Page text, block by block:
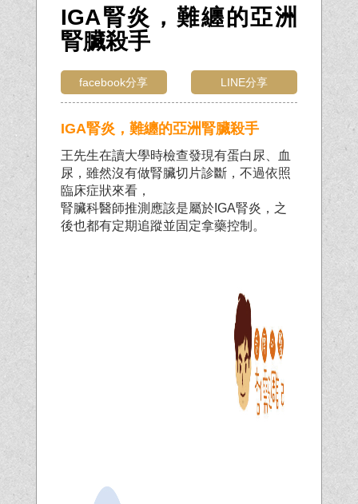
IGA腎炎，難纏的亞洲
腎臟殺手
facebook分享 LINE分享
IGA腎炎，難纏的亞洲腎臟殺手
王先生在讀大學時檢查發現有蛋白尿、血
尿，雖然沒有做腎臟切片診斷，不過依照
臨床症狀來看，
腎臟科醫師推測應該是屬於IGA腎炎，之
後也都有定期追蹤並固定拿藥控制。